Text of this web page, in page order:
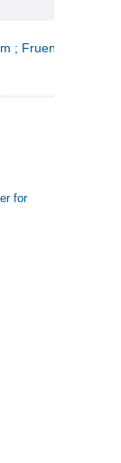
; Fruen fra havet
for